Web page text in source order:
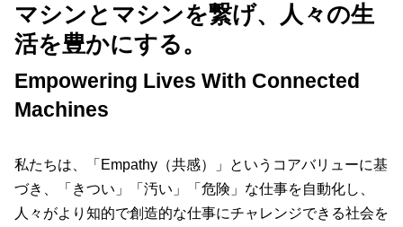
マシンとマシンを繋げ、人々の生
活を豊かにする。
Empowering Lives With Connected
Machines
私たちは、「Empathy（共感）」というコアバリューに基
づき、「きつい」「汚い」「危険」な仕事を自動化し、
人々がより知的で創造的な仕事にチャレンジできる社会を